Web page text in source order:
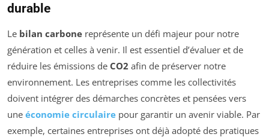
durable
Le bilan carbone représente un défi majeur pour notre
génération et celles à venir. Il est essentiel d’évaluer et de
réduire les émissions de CO2 afin de préserver notre
environnement. Les entreprises comme les collectivités
doivent intégrer des démarches concrètes et pensées vers
une économie circulaire pour garantir un avenir viable. Par
exemple, certaines entreprises ont déjà adopté des pratiques